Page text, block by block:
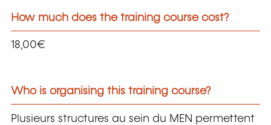
How much does the training course cost?
18,00€
Who is organising this training course?
Plusieurs structures au sein du MEN permettent